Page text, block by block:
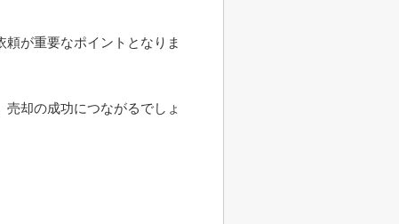
が重要なポイントとなりま
却の成功につながるでしょ